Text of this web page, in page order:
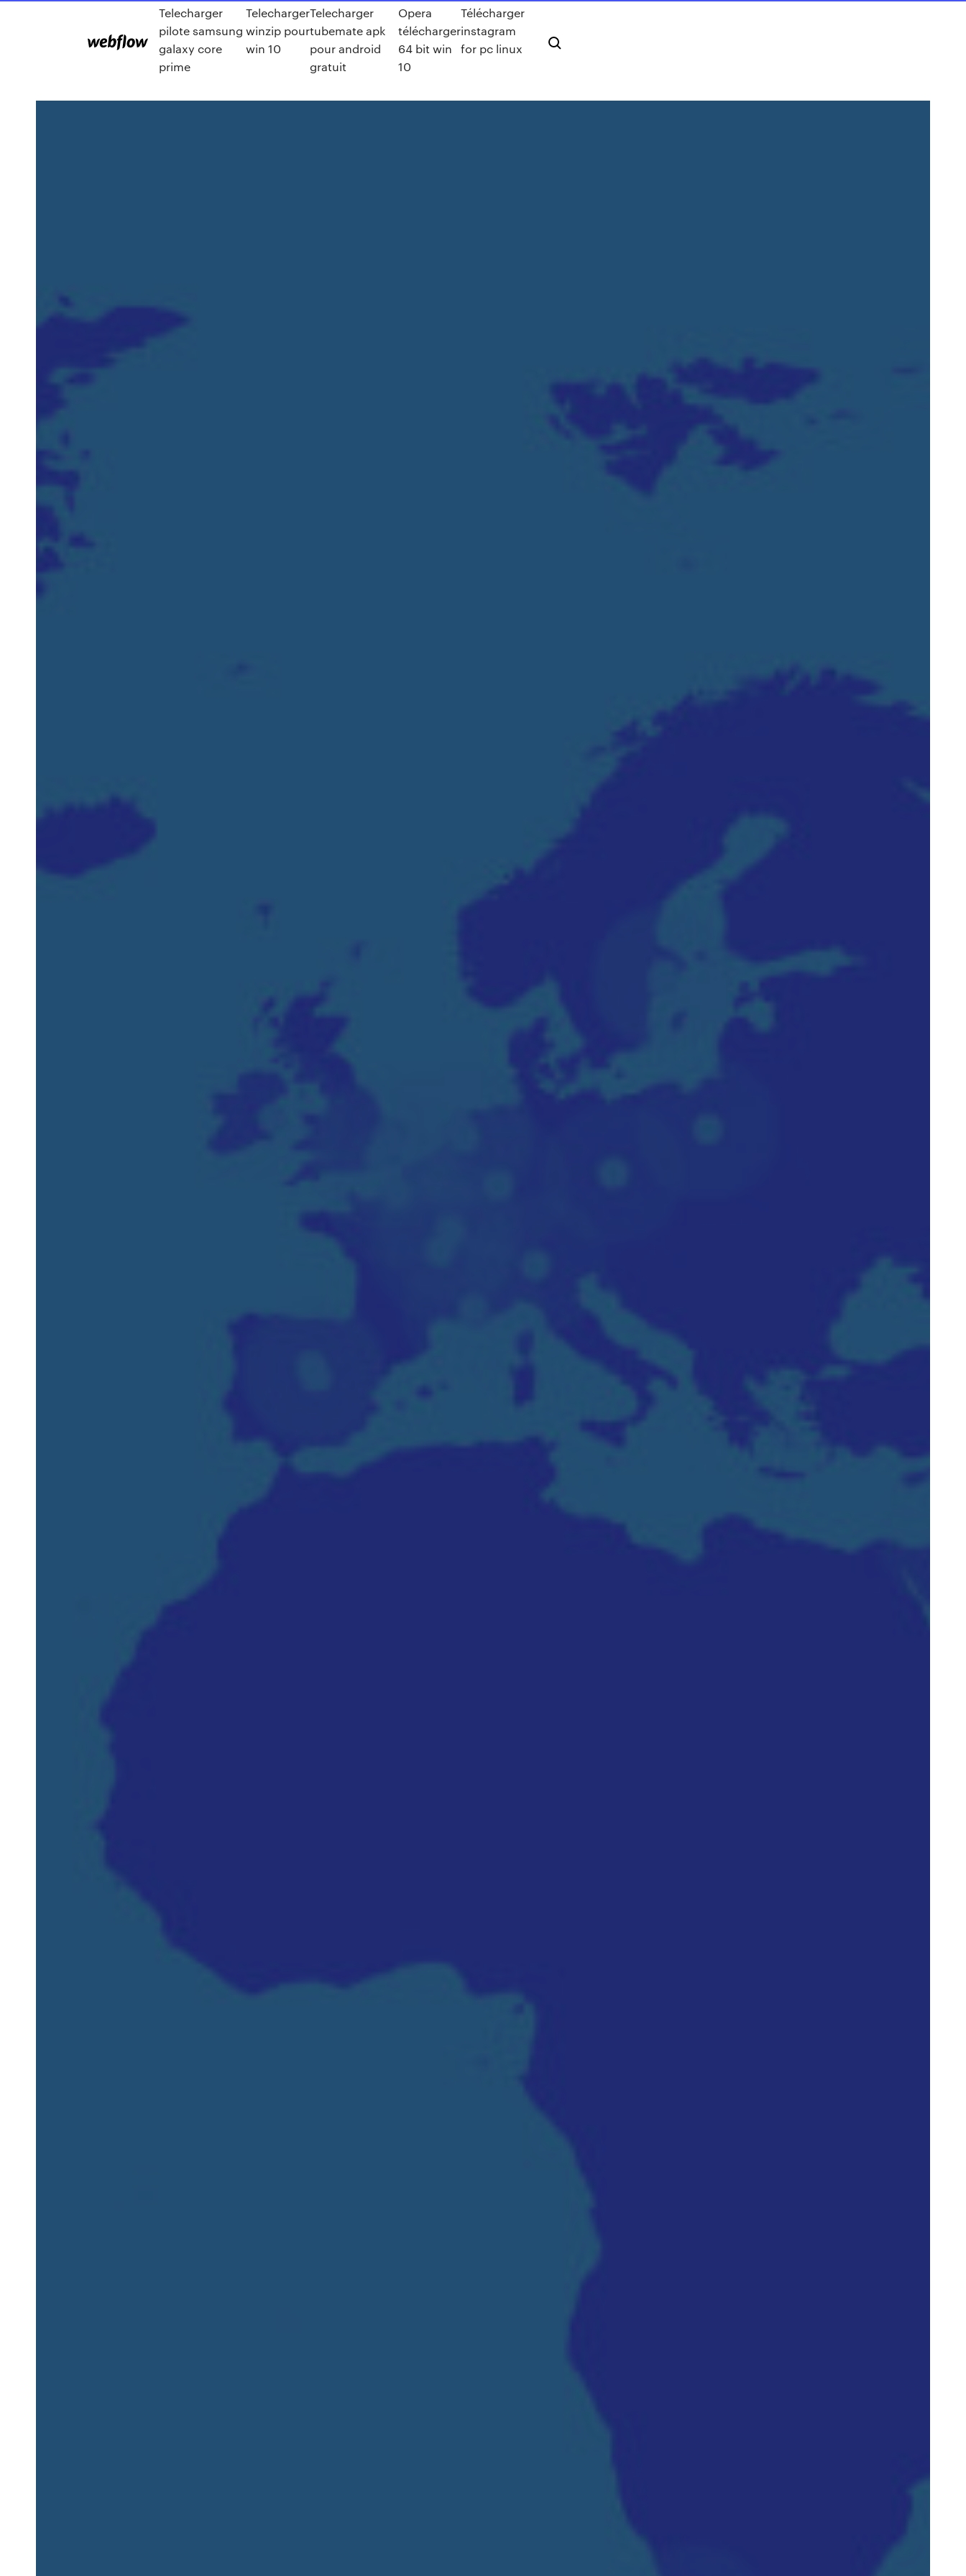
Telecharger
pilote samsung
galaxy core
prime
Telecharger
winzip pour
win 10
Telecharger
tubemate apk
pour android
gratuit
Opera
télécharger
64 bit win
10
Télécharger
instagram
for pc linux